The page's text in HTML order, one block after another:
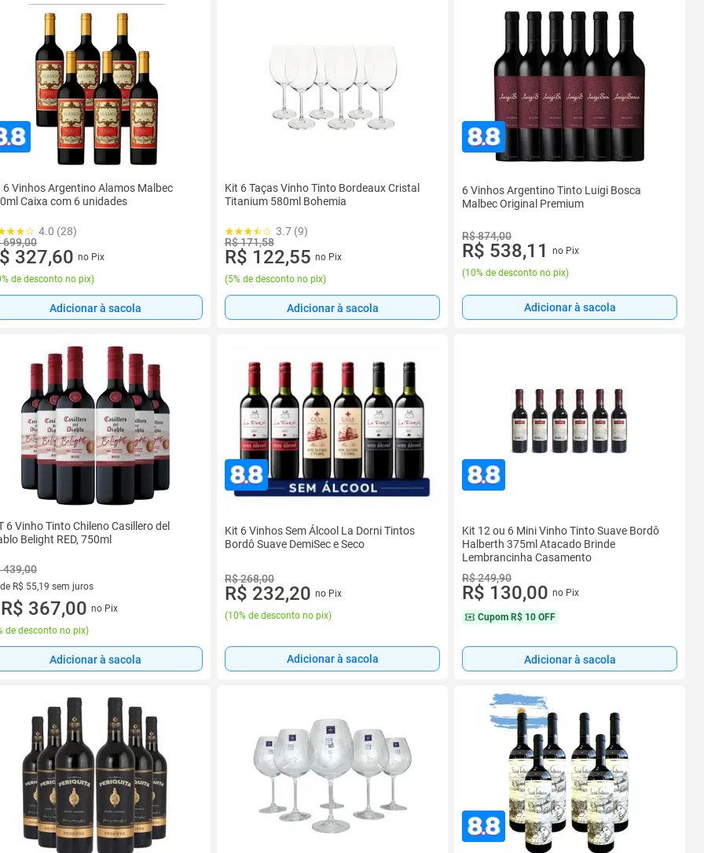
6 Vinhos Argentino Alamos Malbec
Caixa com 6 unidades
4.0 (28)
699,00
327,60 no Pix
de desconto no pix)
Adicionar à sacola
Kit 6 Taças Vinho Tinto Bordeaux Cristal
Titanium 580ml Bohemia
3.7 (9)
R$ 171,58
R$ 122,55 no Pix
(5% de desconto no pix)
Adicionar à sacola
6 Vinhos Argentino Tinto Luigi Bosca
Malbec Original Premium
R$ 874,00
R$ 538,11
no Pix
(10% de desconto no pix)
Adicionar à sacola
6 Vinho Tinto Chileno Casillero del
Belight RED, 750ml
439,00
R$ 55,19 sem juros
de R$ 55,19 sem juros
R$ 367,00 no Pix
de desconto no pix)
Adicionar à sacola
Kit 6 Vinhos Sem Álcool La Dorni Tintos
Bordô Suave DemiSec e Seco
R$ 268,00
R$ 232,20 no Pix
(10% de desconto no pix)
Adicionar à sacola
Kit 12 ou 6 Mini Vinho Tinto Suave Bordô
Halberth 375ml Atacado Brinde
Lembrancinha Casamento
R$ 249,90
R$ 130,00 no Pix
Cupom R$ 10 OFF
Adicionar à sacola